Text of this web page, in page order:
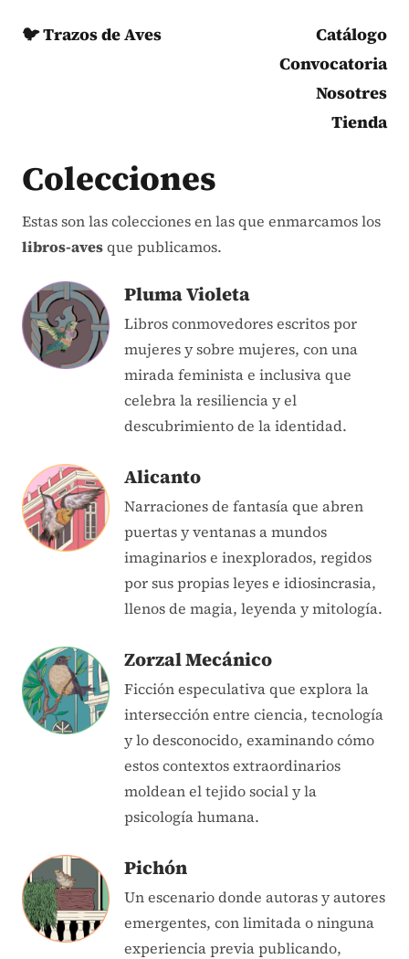
🐦 Trazos de Aves
Catálogo
Convocatoria
Nosotres
Tienda
Colecciones
Estas son las colecciones en las que enmarcamos los
libros-avesque publicamos.
Pluma Violeta
Libros conmovedores escritos por
mujeres y sobre mujeres, con una
mirada feminista e inclusiva que
celebra la resiliencia y el
descubrimiento de la identidad.
Alicanto
Narraciones de fantasía que abren
puertas y ventanas a mundos
imaginarios e inexplorados, regidos
por sus propias leyes e idiosincrasia,
llenos de magia, leyenda y mitología.
Zorzal Mecánico
Ficción especulativa que explora la
intersección entre ciencia, tecnología
y lo desconocido, examinando cómo
estos contextos extraordinarios
moldean el tejido social y la
psicología humana.
Pichón
Un escenario donde autoras y autores
emergentes, con limitada o ninguna
experiencia previa publicando,